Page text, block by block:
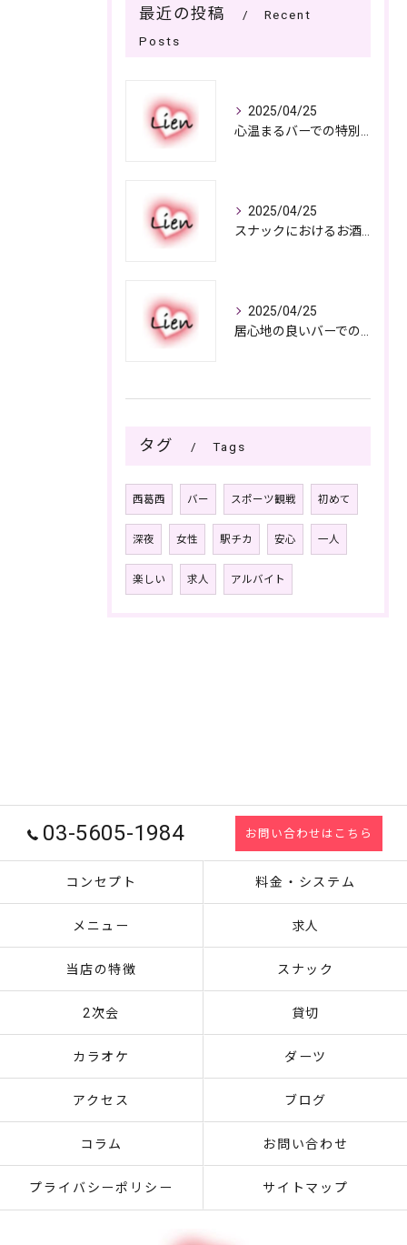
最近の投稿
Recent
Posts
2025/04/25
2025/04/25
2025/04/25
タグ Tags
西葛西 バー スポーツ観戦 初めて
深夜 女性 駅チカ 安心 一人
楽しい 求人 アルバイト
03-5605-1984 お問い合わせはこちら
コンセプト 料金・システム
メニュー 求人
当店の特徴 スナック
2次会 貸切
カラオケ ダーツ
アクセス ブログ
コラム お問い合わせ
プライバシーポリシー サイトマップ